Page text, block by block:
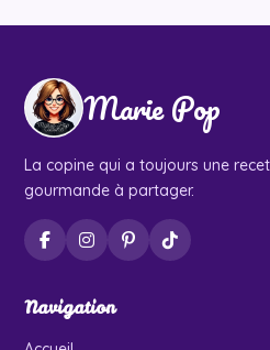
Marie Pop
La copine qui a toujours une
gourmande à partager.
Navigation